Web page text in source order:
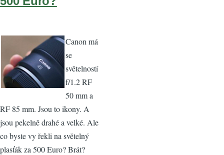
Canon má
se
světelností
f/1.2 RF
50 mm a
RF 85 mm. Jsou to ikony. A
jsou pekelně drahé a velké. Ale
co byste vy řekli na světelný
plasťák za 500 Euro? Brát?